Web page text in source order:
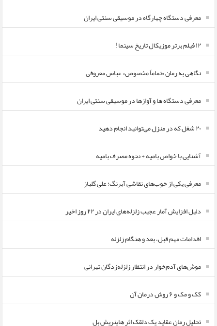
معرفی دستگاه چهارگاه در موسیقی سنتی ایران
۱۲ فیلم برتر موزیکال تاریخ سینما !
نگاهی به رمان «تماماً مخصوص» عباس معروفی
معرفی دستگاه ها و آوازها در موسیقی سنتی ایران
۲۰ شغل که در منزل می‌توانید انجام دهید
آشنایی با خواص بامیه + نحوه مصرف بامیه
معرفی یکی از خوب‌های نقاشی آبرنگ؛ علی گلباز
دلیل افزایش آمار عجیب زلزله‌های ایران در ۲۲ روز اخیر
اقدامات مهم قبل، بعد و هنگام زلزله
موش‌های آدم‌خوار در انتظار زلزله‌زدگان تهرانی
کک و مک و ۶ روش درمان آن
تحلیل رمان عقاید یک دلقک اثر هاینریش بل